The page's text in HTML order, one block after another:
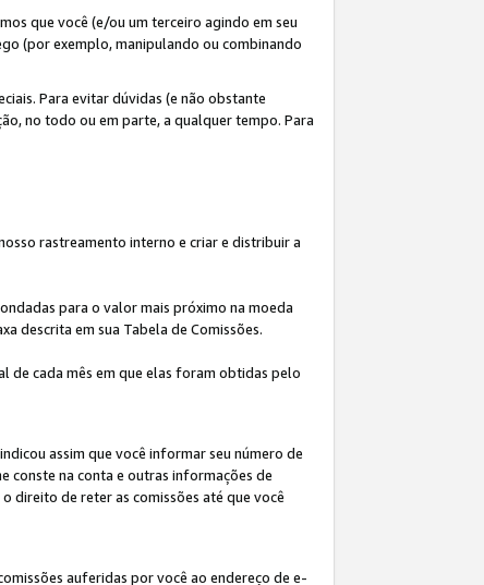
que você (e/ou um terceiro agindo em seu
(por exemplo, manipulando ou combinando
Para evitar dúvidas (e não obstante
no todo ou em parte, a qualquer tempo. Para
rastreamento interno e criar e distribuir a
para o valor mais próximo na moeda
descrita em sua Tabela de Comissões.
de cada mês em que elas foram obtidas pelo
assim que você informar seu número de
conste na conta e outras informações de
direito de reter as comissões até que você
auferidas por você ao endereço de e-